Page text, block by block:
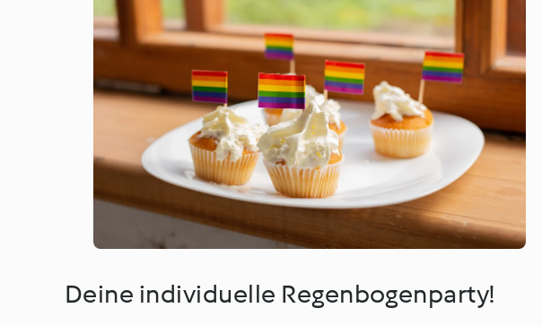
Deine individuelle Regenbogenparty!